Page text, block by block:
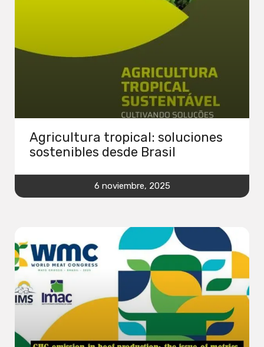
Agricultura tropical: soluciones
sostenibles desde Brasil
6 noviembre, 2025